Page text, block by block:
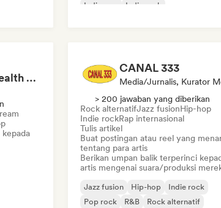
Indie pop
Indie rock
Social Media Health Check
kepada
CANAL 333
> 200 jawaban yang diberikan
Rock alternatifJazz fusionHip-hop
Indie rockRap internasional
Tulis artikel
Buat postingan atau reel yang
tentang para artis
Berikan umpan balik terperinci
artis mengenai suara/produksi
Jazz fusion Hip-hop
Indie rock
Pop rock
R&B Rock alternatif